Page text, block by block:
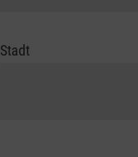
Stadt